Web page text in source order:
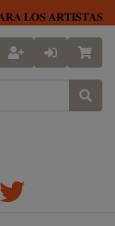
𝐋𝐎𝐒 𝐀𝐑𝐓𝐈𝐒𝐓𝐀𝐒